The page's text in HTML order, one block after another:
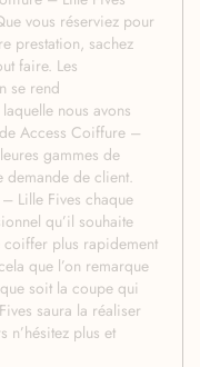
vous réserviez pour
prestation, sachez
faire. Les
se rend
nous avons
Access Coiffure –
gammes de
de client.
Lille Fives chaque
qu’il souhaite
coiffer plus rapidement
que l’on remarque
soit la coupe qui
saura la réaliser
n’hésitez plus et